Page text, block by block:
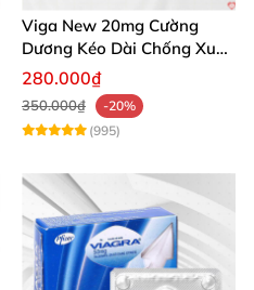
Viga New 20mg Cường
Dương Kéo Dài Chống Xuất
Tinh Hộp 4 Viên
280.000₫
350.000₫
-20%
(995)